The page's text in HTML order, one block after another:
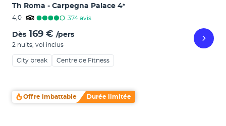
Th Roma - Carpegna Palace 4*
4,0 374 avis
Dès 169 € /pers
2 nuits vol inclus
City break Centre de Fitness
Offre imbattable Durée limitée